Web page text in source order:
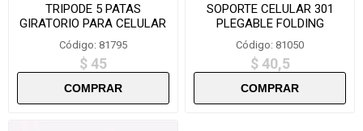
TRIPODE 5 PATAS
GIRATORIO PARA CELULAR
Código: 81795
$ 45
SOPORTE CELULAR 301
PLEGABLE FOLDING
BRACKET
Código: 81050
$ 40,5